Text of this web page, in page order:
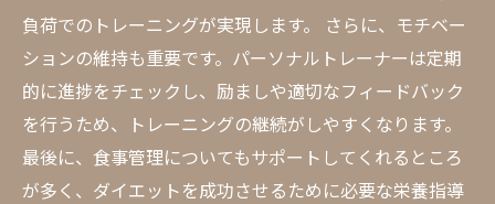
負荷でのトレーニングが実現します。 さらに、モチベー
ションの維持も重要です。パーソナルトレーナーは定期
的に進捗をチェックし、励ましや適切なフィードバック
を行うため、トレーニングの継続がしやすくなります。
最後に、食事管理についてもサポートしてくれるところ
が多く、ダイエットを成功させるために必要な栄養指導